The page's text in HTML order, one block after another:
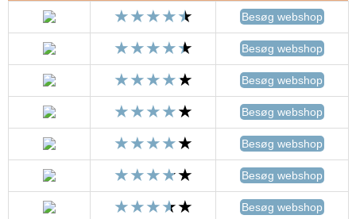
Besøg webshop
Besøg webshop
Besøg webshop
Besøg webshop
Besøg webshop
Besøg webshop
Besøg webshop